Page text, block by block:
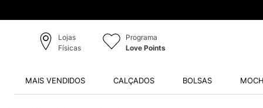
Lojas
Físicas
Programa
Love Points
MAIS VENDIDOS CALÇADOS BOLSAS